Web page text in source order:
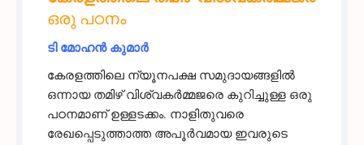
ഒരു പഠനം
ടി മോഹൻ കുമാർ
കേരളത്തിലെ ന്യൂനപക്ഷ സമുദായങ്ങളിൽ
ഒന്നായ തമിഴ് വിശ്വകർമ്മജരെ കുറിച്ചുള്ള ഒരു
പഠനമാണ് ഉള്ളടക്കം. നാളിതുവരെ
രേഖപ്പെടുത്താത്ത അപൂർവമായ ഇവരുടെ